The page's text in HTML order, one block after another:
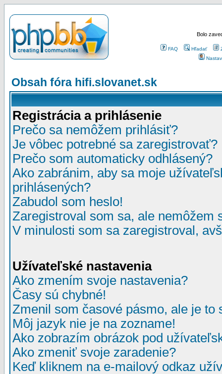
Bolo
FAQ Hľadať
Obsah fóra hifi.slovanet.sk
Registrácia a prihlásenie
Prečo sa nemôžem prihlásiť?
Je vôbec potrebné sa zaregistrovať?
Prečo som automaticky odhlásený?
Ako zabránim, aby sa moje
prihlásených?
Zabudol som heslo!
Zaregistroval som sa, ale nemôžem
V minulosti som sa zaregistroval,
Užívateľské nastavenia
Ako zmením svoje nastavenia?
Časy sú chybné!
Zmenil som časové pásmo, ale je to
Môj jazyk nie je na zozname!
Ako zobrazím obrázok pod
Ako zmeniť svoje zaradenie?
Keď kliknem na e-mailový odkaz